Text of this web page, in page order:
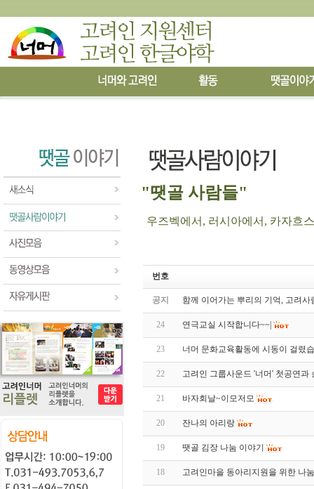
"땟골 사람들"
우즈벡에서, 러시아에서, 카자흐스
번호
공지 함께 이어가는 뿌리의 기억, 고려사
24 연극교실 시작합니다~~|
23 너머 문화교육활동에 시동이 걸렸
22 고려인 그룹사운드 '너머' 첫공연과
21 바자회날~이모저모
20 잔나의 아리랑
19 땟골 김장 나눔 이야기
18 고려인마을 동아리지원을 위한 나